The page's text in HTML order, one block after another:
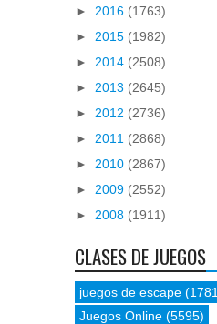
► 2016 (1763)
► 2015 (1982)
► 2014 (2508)
► 2013 (2645)
► 2012 (2736)
► 2011 (2868)
► 2010 (2867)
► 2009 (2552)
► 2008 (1911)
CLASES DE JUEGOS
juegos de escape
Juegos Online (5595)